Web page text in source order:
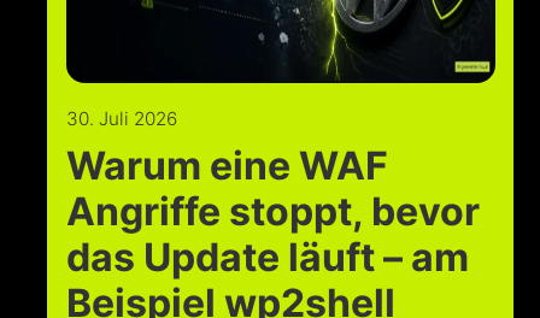
30. Juli 2026
Warum eine WAF
Angriffe stoppt, bevor
das Update läuft – am
Beispiel wp2shell